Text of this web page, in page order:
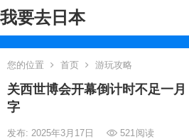
我要去日本
您的位置 首页 游玩攻略
关西世博会开幕倒计时不足一
字
发布: 2025年3月17日 521阅读